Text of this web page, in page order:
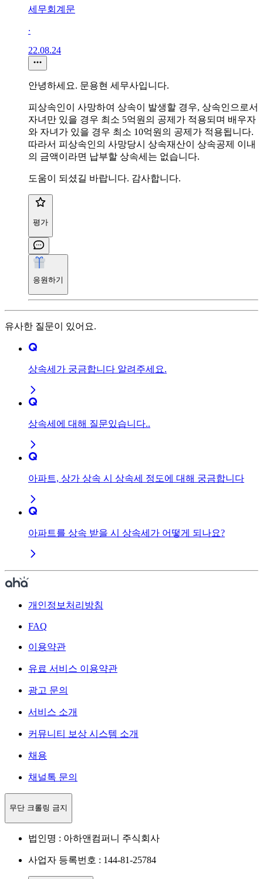
세무회계문
∙
22.08.24
안녕하세요. 문용현 세무사입니다.
피상속인이 사망하여 상속이 발생할 경우, 상속인으로서
자녀만 있을 경우 최소 5억원의 공제가 적용되며 배우자
와 자녀가 있을 경우 최소 10억원의 공제가 적용됩니다.
따라서 피상속인의 사망당시 상속재산이 상속공제 이내
의 금액이라면 납부할 상속세는 없습니다.
도움이 되셨길 바랍니다. 감사합니다.
평가
응원하기
유사한 질문이 있어요.
상속세가 궁금합니다 알려주세요.
상속세에 대해 질문있습니다..
아파트, 상가 상속 시 상속세 정도에 대해 궁금합니다
아파트를 상속 받을 시 상속세가 어떻게 되나요?
개인정보처리방침
FAQ
이용약관
유료 서비스 이용약관
광고 문의
서비스 소개
커뮤니티 보상 시스템 소개
채용
채널톡 문의
무단 크롤링 금지
법인명 : 아하앤컴퍼니 주식회사
사업자 등록번호 : 144-81-25784